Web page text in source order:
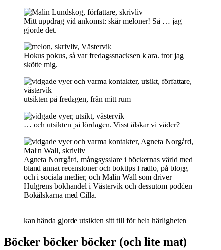
Mitt uppdrag vid ankomst: skär meloner! Så … jag
gjorde det.
Hokus pokus, så var fredagssnacksen klara. tror jag
skötte mig.
utsikten på fredagen, från mitt rum
… och utsikten på lördagen. Visst älskar vi väder?
Agneta Norrgård, mångsysslare i böckernas värld med
bland annat recensioner och boktips i radio, på blogg
och i sociala medier, och Malin Wall som driver
Hulgrens bokhandel i Västervik och dessutom podden
Bokälskarna med Cilla.
kan hända gjorde utsikten sitt till för hela härligheten
Böcker böcker böcker (och lite mat)